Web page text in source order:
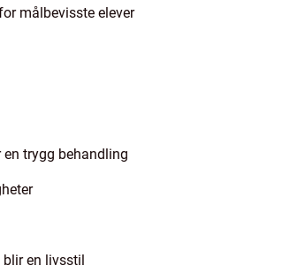
målbevisste elever
trygg behandling
blir en livsstil